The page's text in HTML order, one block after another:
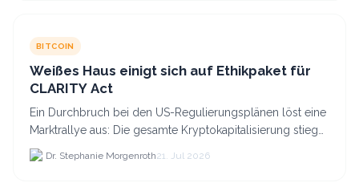
BITCOIN
Weißes Haus einigt sich auf Ethikpaket für
CLARITY Act
Ein Durchbruch bei den US-Regulierungsplänen löst eine
Marktrallye aus: Die gesamte Kryptokapitalisierung stieg
am 21.
Dr. Stephanie Morgenroth21. Jul 2026